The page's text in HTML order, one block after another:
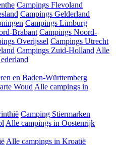
Campings Flevoland
Campings Gelderland
Campings Limburg
Brabant Campings Noord-
Overijssel Campings Utrecht
Campings Zuid-Holland Alle
en Baden-Württemberg
Woud Alle campings in
Camping Stiermarken
Alle campings in Oostenrijk
Alle campings in Kroatië